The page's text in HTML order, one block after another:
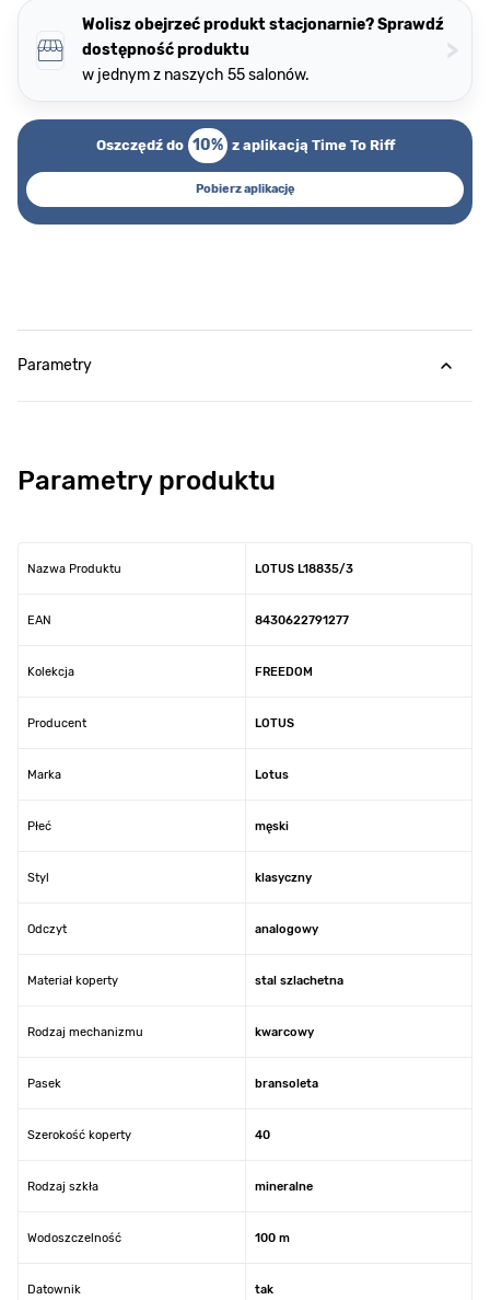
Wolisz obejrzeć produkt stacjonarnie? Sprawdź
dostępność produktu
w jednym z naszych 55 salonów.
>
Oszczędź do 10% z aplikacją Time To Riff
Pobierz aplikację
Parametry
Parametry produktu
Nazwa Produktu LOTUS L18835/3
EAN 8430622791277
Kolekcja FREEDOM
Producent LOTUS
Marka Lotus
Płeć męski
Styl klasyczny
Odczyt analogowy
Materiał koperty stal szlachetna
Rodzaj mechanizmu kwarcowy
Pasek bransoleta
Szerokość koperty 40
Rodzaj szkła mineralne
Wodoszczelność 100 m
Datownik tak